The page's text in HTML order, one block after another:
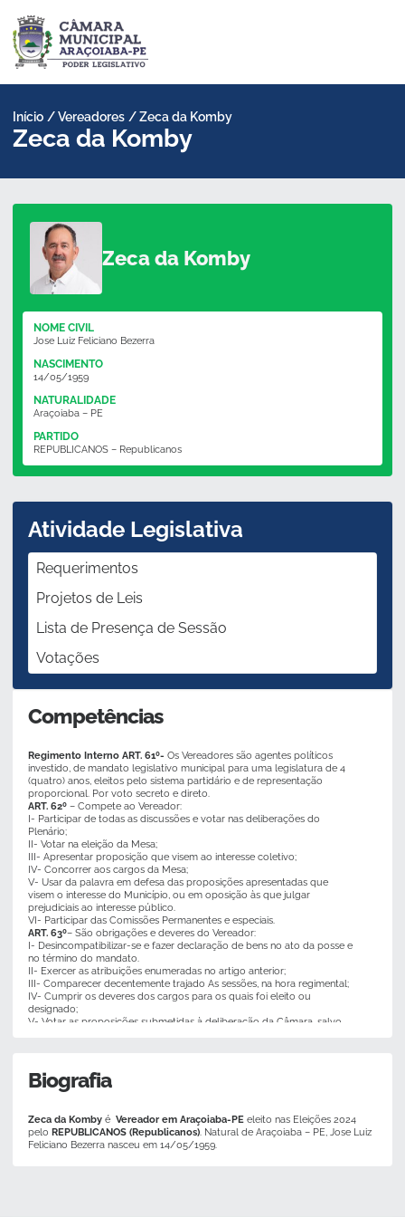
para
conteúdo
Início / Vereadores / Zeca da Komby
Zeca da Komby
Competências
Regimento Interno ART. 61º- Os Vereadores são agentes políticos
investido, de mandato legislativo municipal para uma legislatura de 4
(quatro) anos, eleitos pelo sistema partidário e de representação
proporcional. Por voto secreto e direto.
ART. 62º– Compete ao Vereador:
I- Participar de todas as discussões e votar nas deliberações do
Plenário;
II- Votar na eleição da Mesa;
III- Apresentar proposição que visem ao interesse coletivo;
IV- Concorrer aos cargos da Mesa;
V- Usar da palavra em defesa das proposições apresentadas que
visem o interesse do Município, ou em oposição às que julgar
prejudiciais ao interesse público.
VI- Participar das Comissões Permanentes e especiais.
ART. 63º– São obrigações e deveres do Vereador:
I- Desincompatibilizar-se e fazer declaração de bens no ato da posse e
no término do mandato.
II- Exercer as atribuições enumeradas no artigo anterior;
III- Comparecer decentemente trajado As sessões, na hora regimental;
IV- Cumprir os deveres dos cargos para os quais foi eleito ou
designado;
V- Votar as proposições submetidas à deliberação da Câmara, salvo
VI- Portar-se em Plenário com respeito, não conversando em tom que
perturbe os trabalhos;
ART. 64º – Se qualquer Vereador cometer, dentro do recinto da
Câmara, excesso que deve ser reprimido, o presidente conhecerá do
fato e tomará as seguintes providências, conforme a gravidade:
Biografia
Zeca da Komby é Vereador em Araçoiaba-PEeleito nas Eleições 2024
pelo REPUBLICANOS (Republicanos). Natural de Araçoiaba – PE, Jose Luiz
Feliciano Bezerra nasceu em 14/05/1959.
Zeca da Komby
NOME CIVIL
Jose Luiz Feliciano Bezerra
NASCIMENTO
14/05/1959
NATURALIDADE
Araçoiaba – PE
PARTIDO
REPUBLICANOS – Republicanos
Atividade Legislativa
Requerimentos
Projetos de Leis
Lista de Presença de Sessão
Votações